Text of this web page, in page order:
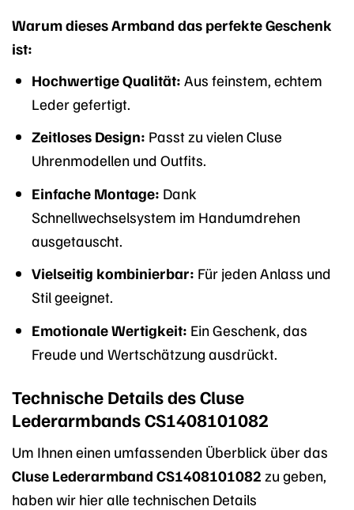
Warum dieses Armband das perfekte Geschenk
ist:
Hochwertige Qualität: Aus feinstem, echtem
Leder gefertigt.
Zeitloses Design: Passt zu vielen Cluse
Uhrenmodellen und Outfits.
Einfache Montage: Dank
Schnellwechselsystem im Handumdrehen
ausgetauscht.
Vielseitig kombinierbar: Für jeden Anlass und
Stil geeignet.
Emotionale Wertigkeit: Ein Geschenk, das
Freude und Wertschätzung ausdrückt.
Technische Details des Cluse
Lederarmbands CS1408101082
Um Ihnen einen umfassenden Überblick über das
Cluse Lederarmband CS1408101082 zu geben,
haben wir hier alle technischen Details